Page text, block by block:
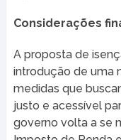
Considerações
A proposta de
introdução de uma
medidas que
justo e acessível
governo volta a se